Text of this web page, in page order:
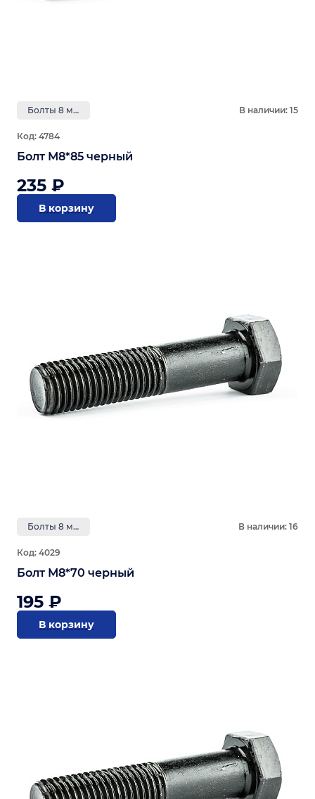
Болты 8 мм В наличии: 15
Код: 4784
Болт М8*85 черный
235 ₽
В корзину
Болты 8 мм В наличии: 16
Код: 4029
Болт М8*70 черный
195 ₽
В корзину